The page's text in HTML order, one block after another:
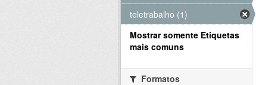
teletrabalho (1)
Mostrar somente Etiquetas
mais comuns
Formatos